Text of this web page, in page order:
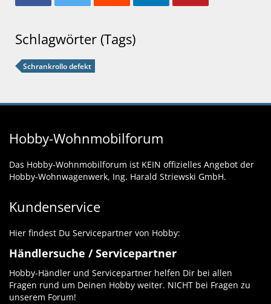
Schlagwörter (Tags)
Schrankrollo defekt
Hobby-Wohnmobilforum
Das Hobby-Wohnmobilforum ist KEIN offizielles Angebot der
Hobby-Wohnwagenwerk, Ing. Harald Striewski GmbH.
Kundenservice
Hier findest Du Servicepartner von Hobby:
Händlersuche / Servicepartner
Hobby-Händler und Servicepartner helfen Dir bei allen
Fragen rund um Deinen Hobby weiter. NICHT bei Fragen zu
unserem Forum!